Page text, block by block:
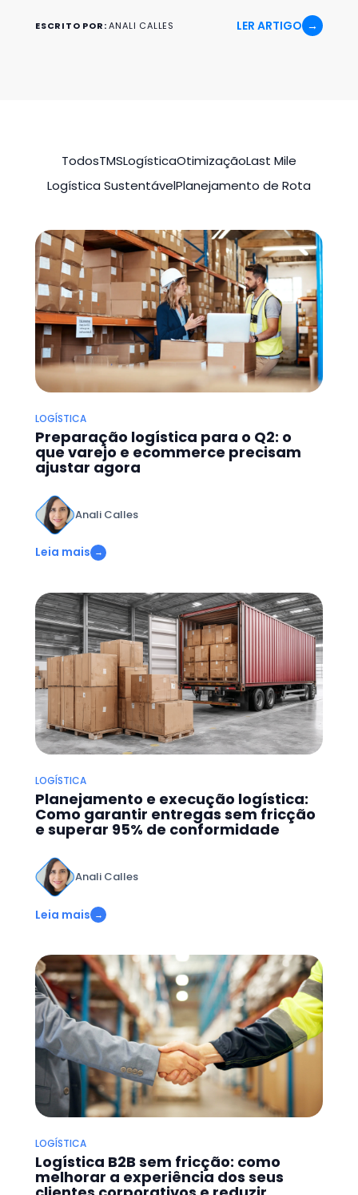
ESCRITO POR:ANALI CALLES LER ARTIGO →
TodosTMSLogísticaOtimizaçãoLast Mile
Logística SustentávelPlanejamento de Rota
LOGÍSTICA
Preparação logística para o Q2: o
que varejo e ecommerce precisam
ajustar agora
Anali Calles
Leia mais →
LOGÍSTICA
Planejamento e execução logística:
Como garantir entregas sem fricção
e superar 95% de conformidade
Anali Calles
Leia mais →
LOGÍSTICA
Logística B2B sem fricção: como
melhorar a experiência dos seus